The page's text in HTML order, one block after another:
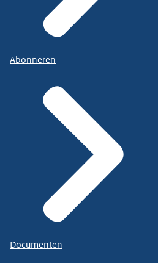
Abonneren
Documenten